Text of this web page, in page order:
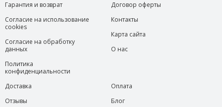
Гарантия и возврат
Согласие на использование
cookies
Согласие на обработку
данных
Политика
конфиденциальности
Договор оферты
Контакты
Карта сайта
О нас
Доставка
Отзывы
Оплата
Блог